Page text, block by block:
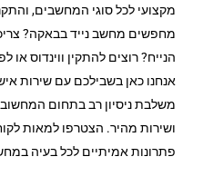
מקצועי לכל סוגי המחשבים,
מחפשים מחשב נייד בבאקה?
הנייח? רוצים להתקין ווינדוס
אנחנו כאן בשבילכם עם שירות
משלבת ניסיון רב בתחום המחשוב
ושירות מהיר. הצטרפו למאות
פתרונות אמיתיים לכל בעיה